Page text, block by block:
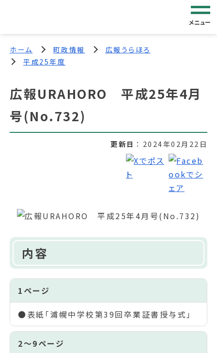
メニュー
ホーム 町政情報
広報うらほろ
平成25年度
広報URAHORO 平成25年4月
号(No.732)
更新日 2024年02月22日
内容
1ページ
●表紙「浦幌中学校第39回卒業証書授与式」
2～9ページ